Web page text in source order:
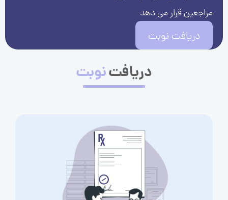
مراجعین قرار می دهد.
دریافت نوبت
دریافتنوبت